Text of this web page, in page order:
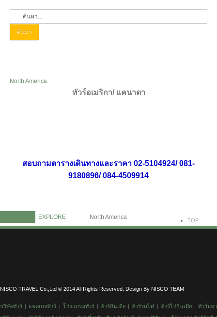
EXPLORE
Services
ค้นหา
North America
ทัวร์อเมริกา/ แคนาดา
สอบถามตารางเดินทางและราคา 02-5104924/ 081-
9180896/ 084-4509914
EXPLORE North America TOP
NISCO TRAVEL Co.,Ltd © 2014 All Rights Reserved. Design By NISCO TEAM
บริษัททัวร์ | แพคเกจทัวร์ | โปรแกรมทัวร์|ทัวร์อินเดีย |ทัวร์รถไฟ | ทัวร์ไปอินเดีย|ทัวร์มหา